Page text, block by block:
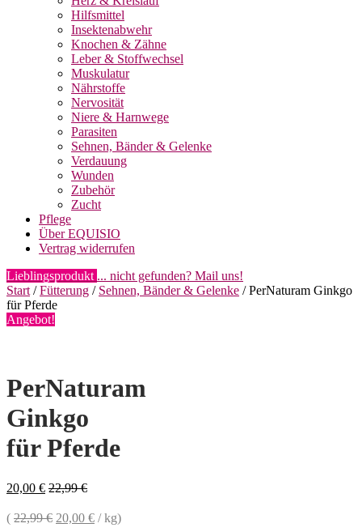
Hilfsmittel
Insektenabwehr
Knochen & Zähne
Leber & Stoffwechsel
Muskulatur
Nährstoffe
Nervosität
Niere & Harnwege
Parasiten
Sehnen, Bänder & Gelenke
Verdauung
Wunden
Zubehör
Zucht
Pflege
Über EQUISIO
Vertrag widerrufen
Lieblingsprodukt ... nicht gefunden? Mail uns!
Start /Fütterung / Sehnen, Bänder & Gelenke / PerNaturam Ginkgo
für Pferde
Angebot!
PerNaturam
Ginkgo
für Pferde
20,00 € 22,99€
( 22,99€ 20,00 € /kg)